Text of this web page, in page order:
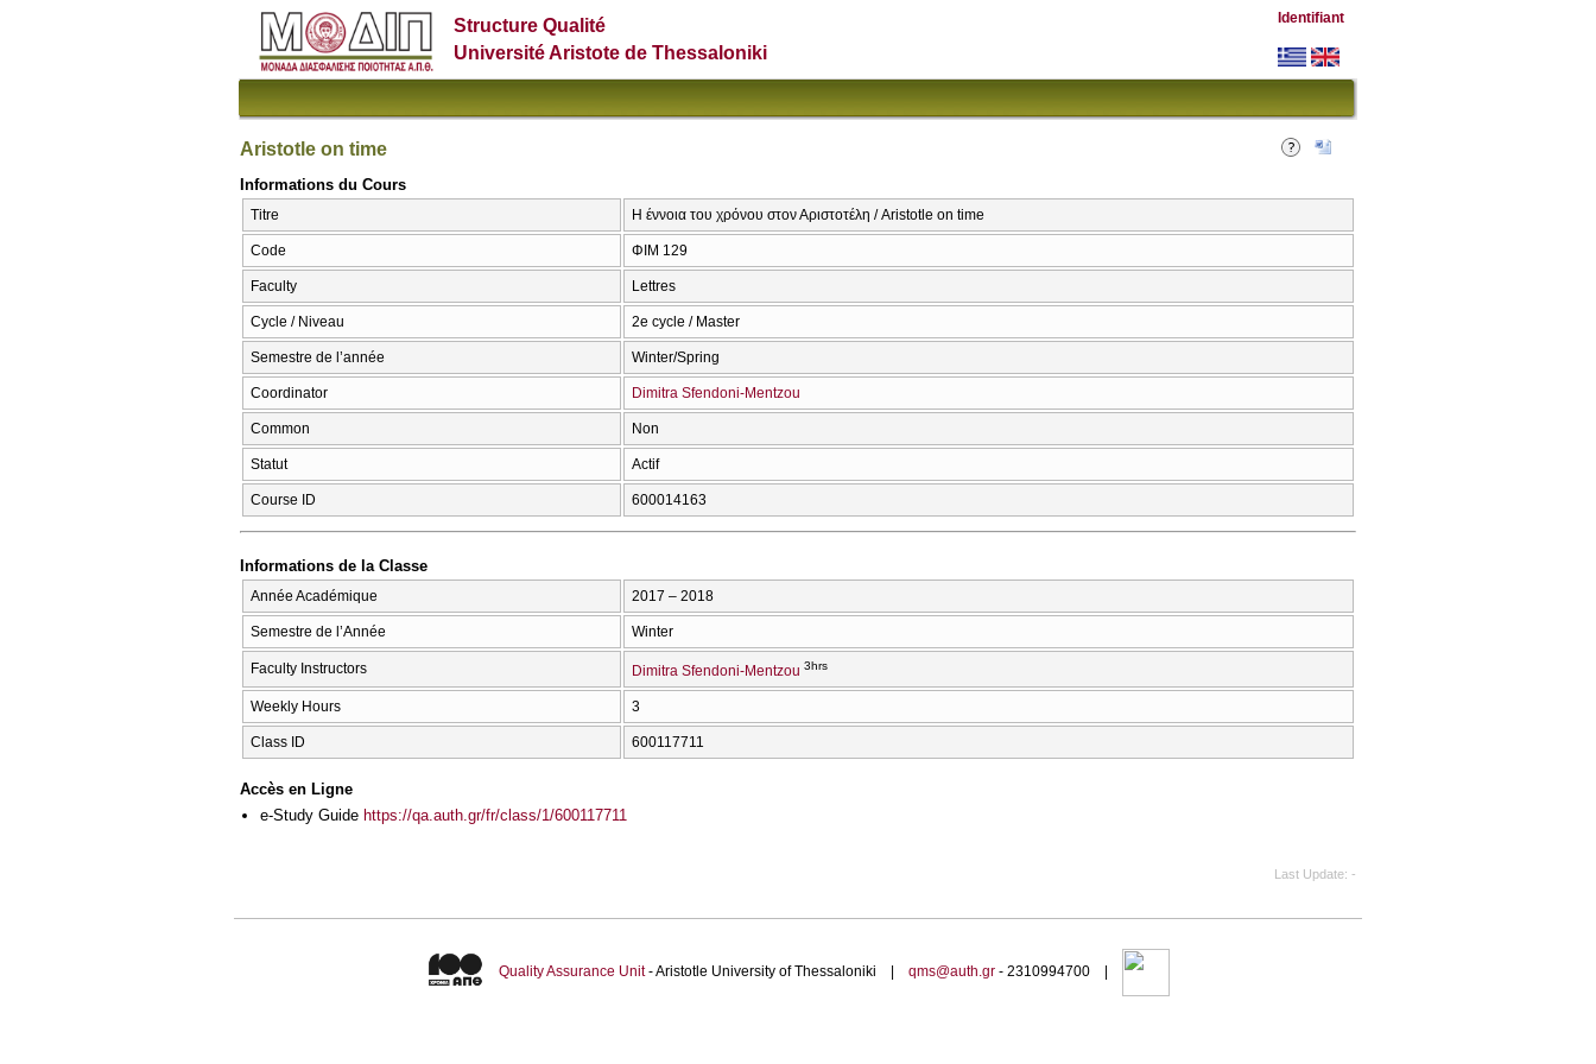
Structure Qualité
Université Aristote de Thessaloniki
Identifiant
Aristotle on time
Informations du Cours
Titre Η έννοια του χρόνου στον Αριστοτέλη / Aristotle on time
Code ΦΙΜ 129
Faculty Lettres
Cycle / Niveau 2e cycle / Master
Semestre de l’année Winter/Spring
Coordinator Dimitra Sfendoni-Mentzou
Common Non
Statut Actif
Course ID 600014163
Informations de la Classe
Année Académique 2017 – 2018
Semestre de l’Année Winter
Faculty Instructors Dimitra Sfendoni-Mentzou 3hrs
Weekly Hours 3
Class ID 600117711
Accès en Ligne
e-Study Guide https://qa.auth.gr/fr/class/1/600117711
Last Update -
Quality Assurance Unit- Aristotle University of Thessaloniki | qms@auth.gr- 2310994700 |